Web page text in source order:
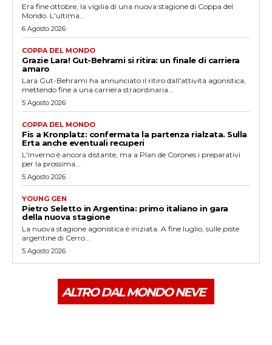
Era fine ottobre, la vigilia di una nuova stagione di Coppa del
Mondo. L'ultima...
6 Agosto 2026
COPPA DEL MONDO
Grazie Lara! Gut-Behrami si ritira: un finale di carriera
amaro
Lara Gut-Behrami ha annunciato il ritiro dall'attività agonistica,
mettendo fine a una carriera straordinaria...
5 Agosto 2026
COPPA DEL MONDO
Fis a Kronplatz: confermata la partenza rialzata. Sulla
Erta anche eventuali recuperi
L'inverno è ancora distante, ma a Plan de Corones i preparativi
per la prossima...
5 Agosto 2026
YOUNG GEN
Pietro Seletto in Argentina: primo italiano in gara
della nuova stagione
La nuova stagione agonistica è iniziata. A fine luglio, sulle piste
argentine di Cerro...
5 Agosto 2026
ALTRO DAL MONDO NEVE